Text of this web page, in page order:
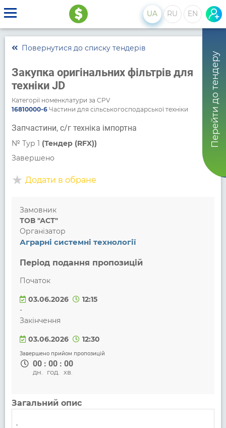
UA RU EN
Перейти до тендеру
Повернутися до списку тендерів
Закупка оригінальних фільтрів для
техніки JD
Категорії номенклатури за CPV
16810000-6Частини для сільськогосподарської техніки
Запчастини, с/г техніка імпортна
№ Тур 1 (Тендер (RFX))
Завершено
Додати в обране
Замовник
ТОВ "АСТ"
Організатор
Аграрні системні технології
Період подання пропозицій
Початок
03.06.2026
12:15
-
Закінчення
03.06.2026 12:30
Завершено прийом пропозицій
00 : 00 : 00
дн. год. хв.
Загальний опис
.